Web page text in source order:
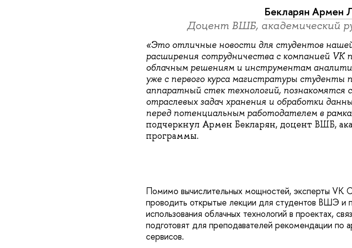
Бекларян Армен
Доцент ВШБ, академический
«Это отличные новости для студентов
расширения сотрудничества с компанией VK
облачным решениям и инструментам
уже с первого курса магистратуры студенты
аппаратный стек технологий, познакомятся
отраслевых задач хранения и обработки
перед потенциальным работодателем в
подчеркнул Армен Бекларян, доцент ВШБ,
программы.
Помимо вычислительных мощностей, эксперты VK
проводить открытые лекции для студентов ВШЭ и
использования облачных технологий в проектах,
подготовят для преподавателей рекомендации по
сервисов.